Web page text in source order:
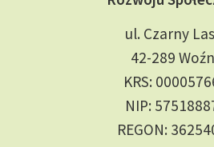
ul. Czarny
42-289
KRS:
NIP:
REGON: